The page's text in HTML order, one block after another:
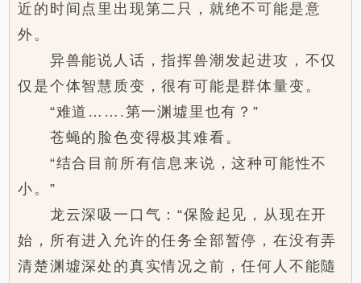
近的时间点里出现第二只，就绝不可能是意
外。
异兽能说人话，指挥兽潮发起进攻，不仅
仅是个体智慧质变，很有可能是群体量变。
“难道…….第一渊墟里也有？”
苍蝇的脸色变得极其难看。
“结合目前所有信息来说，这种可能性不
小。”
龙云深吸一口气：“保险起见，从现在开
始，所有进入允许的任务全部暂停，在没有弄
清楚渊墟深处的真实情况之前，任何人不能隨